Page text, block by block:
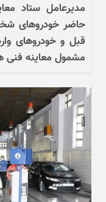
مدیرعامل ستاد
مشمول معاینه فنی